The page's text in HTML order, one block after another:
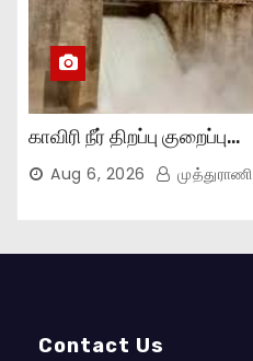
காவிரி நீர் திறப்பு குறைப்பு…
Aug 6, 2026 முத்துராணி
Contact Us